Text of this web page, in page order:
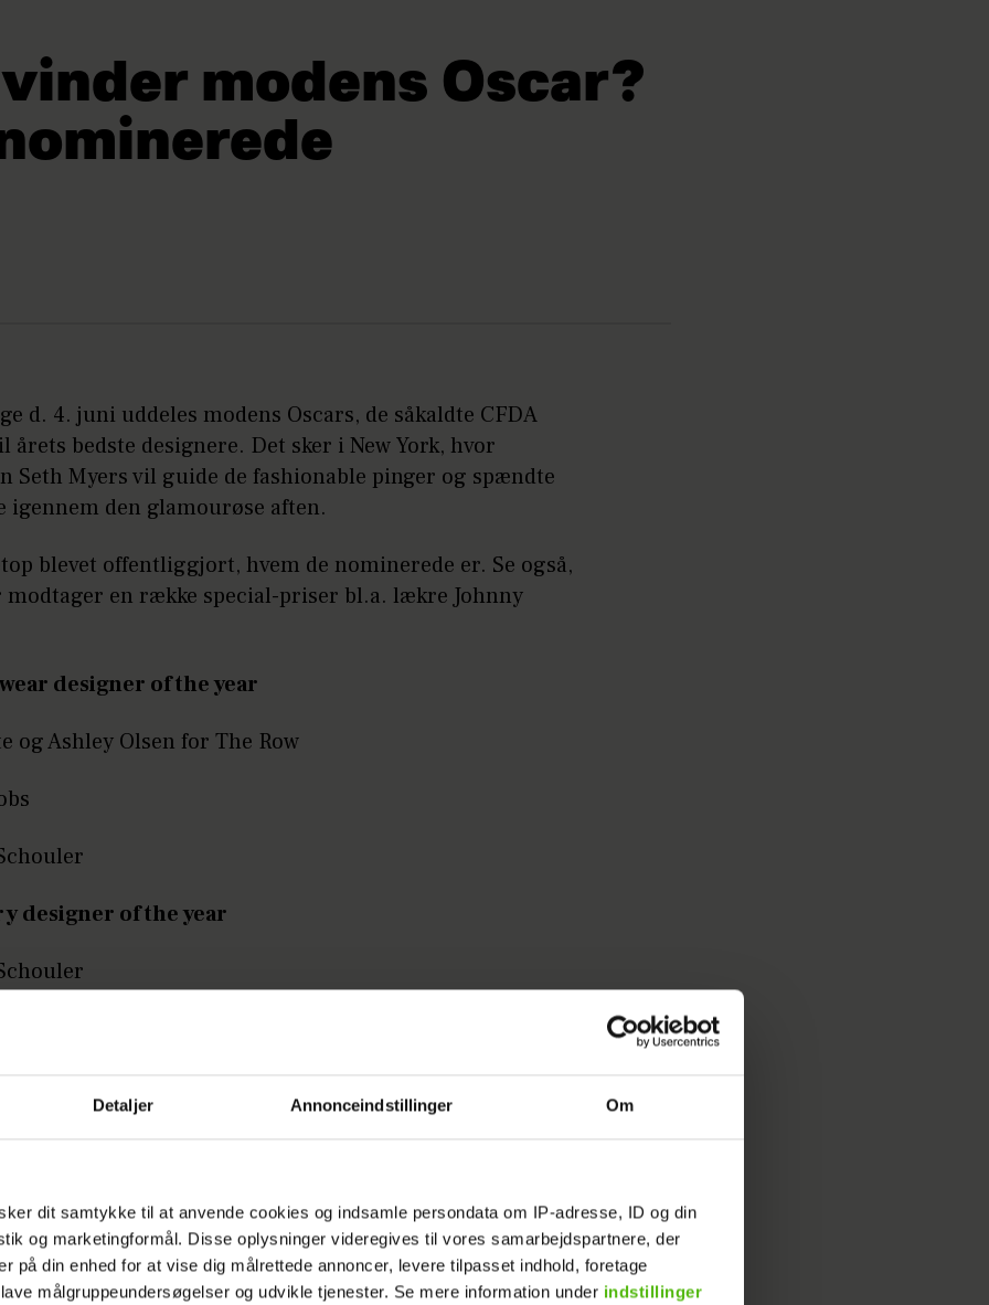
Detaljer Annonceindstillinger Om
dit samtykke til at anvende cookies og indsamle persondata om IP-adresse, ID og din
og marketingformål. Disse oplysninger videregives til vores samarbejdspartnere, der
på din enhed for at vise dig målrettede annoncer, levere tilpasset indhold, foretage
målgruppeundersøgelser og udvikle tjenester. Se mere information under indstillinger
modens Oscar?
d. 4. juni uddeles modens Oscars, de såkaldte CFDA
årets bedste designere. Det sker i New York, hvor
Seth Myers vil guide de fashionable pinger og spændte
igennem den glamourøse aften.
blevet offentliggjort, hvem de nominerede er. Se også,
modtager en række special-priser bl.a. lækre Johnny
designer of the year
og Ashley Olsen for The Row
designer of the year